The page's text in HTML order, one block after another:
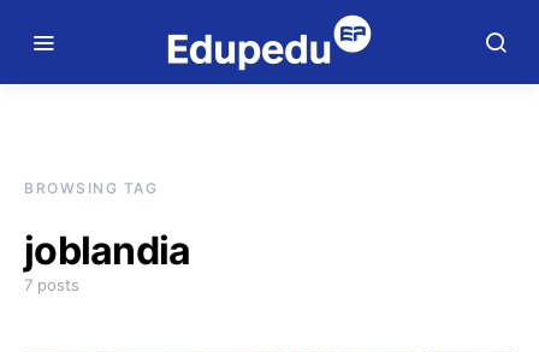
BROWSING TAG
joblandia
7 posts